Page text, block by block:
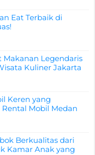
Eat Terbaik di
Makanan Legendaris
Kuliner Jakarta
Keren yang
Rental Mobil Medan
Berkualitas dari
Kamar Anak yang